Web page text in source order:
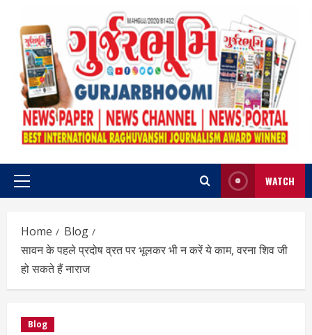
content
Primary
WATCH
Home
Blog
सावन के पहले प्रदोष व्रत पर भूलकर भी न करें ये काम, वरना शिव जी
हो सकते हैं नाराज
Blog